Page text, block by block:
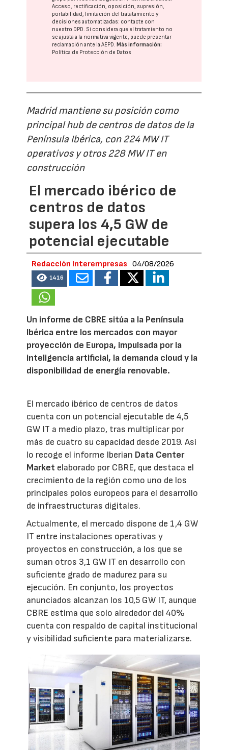
Acceso, rectificación, oposición, supresión,
portabilidad, limitación del tratatamiento y
decisiones automatizadas: contacte con
nuestro DPD . Si considera que el tratamiento no
se ajusta a la normativa vigente, puede presentar
reclamación ante laAEPD .Más información:
Política de Protección de Datos
Madrid mantiene su posición como
principal hub de centros de datos de la
Península Ibérica, con 224 MW IT
operativos y otros 228 MW IT en
construcción
El mercado ibérico de
centros de datos
supera los 4,5 GW de
potencial ejecutable
Redacción Interempresas 04/08/2026
1416
Un informe de CBRE sitúa a la Península
Ibérica entre los mercados con mayor
proyección de Europa, impulsada por la
inteligencia artificial, la demanda cloud y la
disponibilidad de energía renovable.
El mercado ibérico de centros de datos
cuenta con un potencial ejecutable de 4,5
GW IT a medio plazo, tras multiplicar por
más de cuatro su capacidad desde 2019. Así
lo recoge el informe Iberian Data Center
Market elaborado por CBRE, que destaca el
crecimiento de la región como uno de los
principales polos europeos para el desarrollo
de infraestructuras digitales.
Actualmente, el mercado dispone de 1,4 GW
IT entre instalaciones operativas y
proyectos en construcción, a los que se
suman otros 3,1 GW IT en desarrollo con
suficiente grado de madurez para su
ejecución. En conjunto, los proyectos
anunciados alcanzan los 10,5 GW IT, aunque
CBRE estima que solo alrededor del 40%
cuenta con respaldo de capital institucional
y visibilidad suficiente para materializarse.